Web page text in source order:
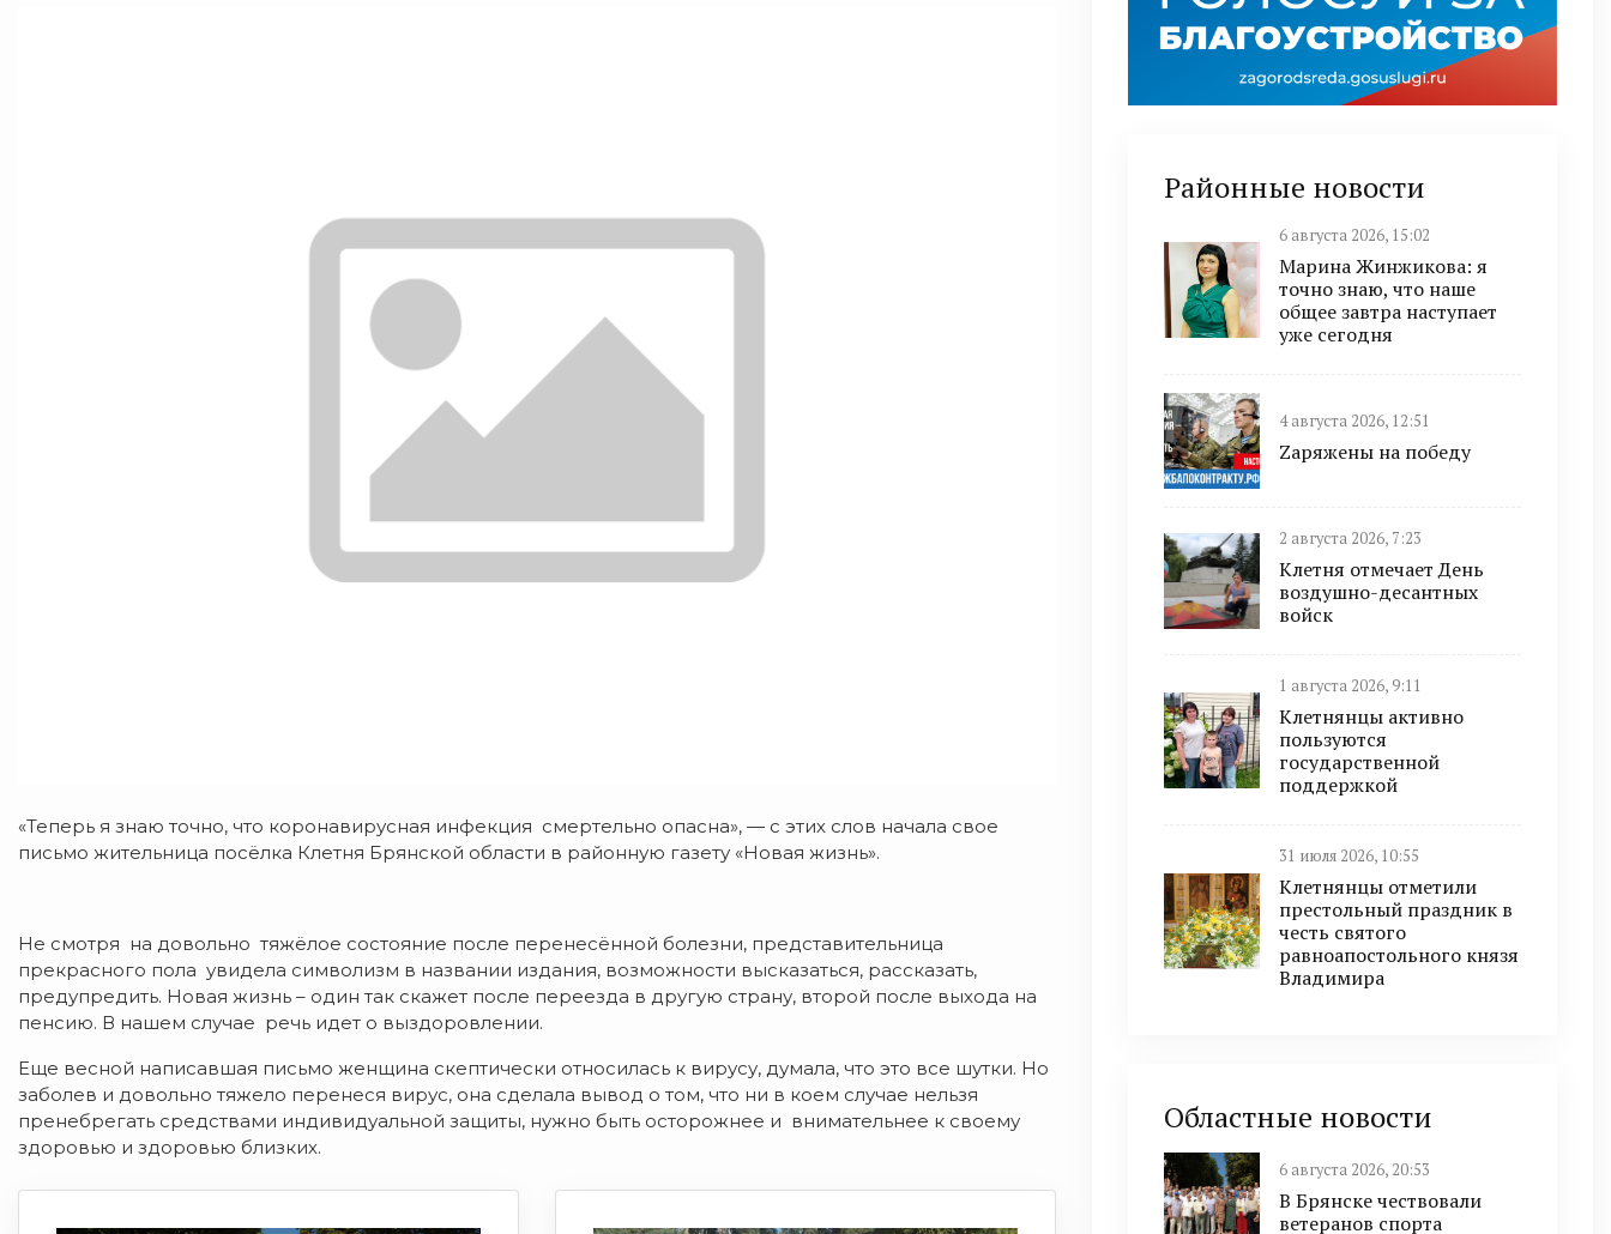
«Теперь я знаю точно, что коронавирусная инфекция смертельно опасна», — с этих слов начала свое
письмо жительница посёлка Клетня Брянской области в районную газету «Новая жизнь».
Не смотря на довольно тяжёлое состояние после перенесённой болезни, представительница
прекрасного пола увидела символизм в названии издания, возможности высказаться, рассказать,
предупредить. Новая жизнь – один так скажет после переезда в другую страну, второй после выхода на
пенсию. В нашем случае речь идет о выздоровлении.
Еще весной написавшая письмо женщина скептически относилась к вирусу, думала, что это все шутки. Но
заболев и довольно тяжело перенеся вирус, она сделала вывод о том, что ни в коем случае нельзя
пренебрегать средствами индивидуальной защиты, нужно быть осторожнее и внимательнее к своему
здоровью и здоровью близких.
Районные новости
6 августа 2026, 15:02
Марина Жинжикова: я
точно знаю, что наше
общее завтра наступает
уже сегодня
4 августа 2026, 12:51
Zаряжены на победу
2 августа 2026, 7:23
Клетня отмечает День
воздушно-десантных
войск
1 августа 2026, 9:11
Клетнянцы активно
пользуются
государственной
поддержкой
31 июля 2026, 10:55
Клетнянцы отметили
престольный праздник в
честь святого
равноапостольного князя
Владимира
Областные новости
6 августа 2026, 20:53
В Брянске чествовали
ветеранов спорта